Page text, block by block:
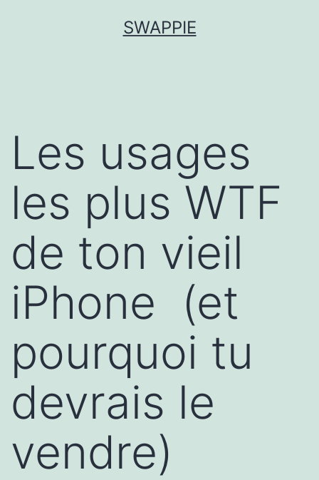
SWAPPIE
Les usages
les plus WTF
de ton vieil
iPhone (et
pourquoi tu
devrais le
vendre)